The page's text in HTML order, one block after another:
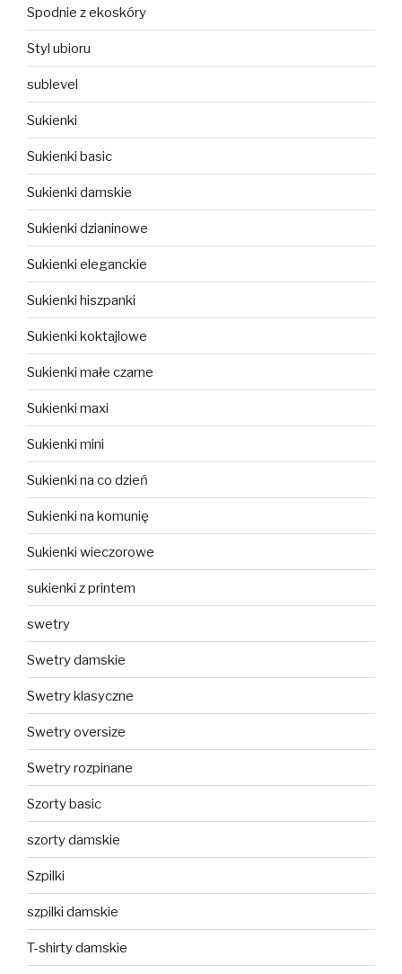
Spodnie z ekoskóry
Styl ubioru
sublevel
Sukienki
Sukienki basic
Sukienki damskie
Sukienki dzianinowe
Sukienki eleganckie
Sukienki hiszpanki
Sukienki koktajlowe
Sukienki małe czarne
Sukienki maxi
Sukienki mini
Sukienki na co dzień
Sukienki na komunię
Sukienki wieczorowe
sukienki z printem
swetry
Swetry damskie
Swetry klasyczne
Swetry oversize
Swetry rozpinane
Szorty basic
szorty damskie
Szpilki
szpilki damskie
T-shirty damskie